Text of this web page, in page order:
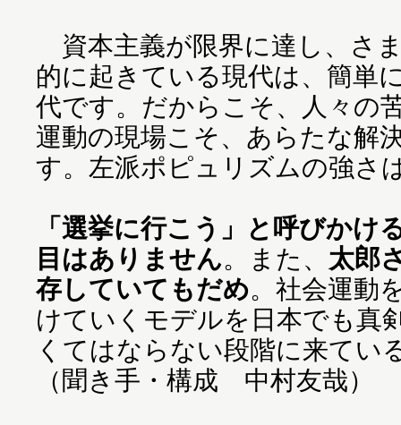
資本主義が限界に達し、さ
的に起きている現代は、簡単
代です。だからこそ、人々の
運動の現場こそ、あらたな解
す。左派ポピュリズムの強さ
「選挙に行こう」と呼びかけ
目はありません。また、 太郎
存していてもだめ。社会運動
けていくモデルを日本でも真
くてはならない段階に来てい
（聞き手・構成 中村友哉）